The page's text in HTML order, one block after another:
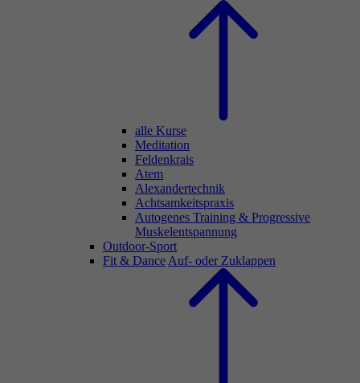
alle Kurse
Meditation
Feldenkrais
Atem
Alexandertechnik
Achtsamkeitspraxis
Autogenes Training & Progressive
Muskelentspannung
Outdoor-Sport
Fit & Dance Auf- oder Zuklappen